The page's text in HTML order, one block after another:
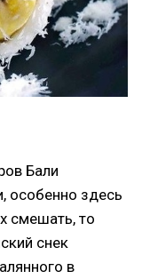
Бали
особенно здесь
смешать, то
снек
в